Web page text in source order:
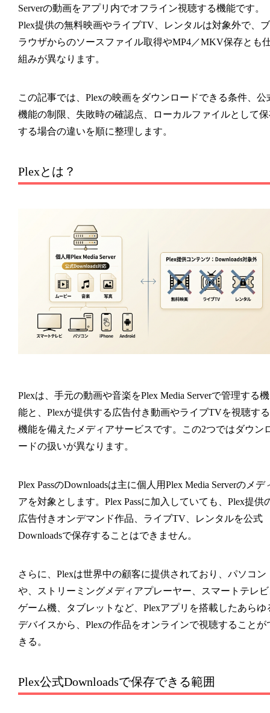
Serverの動画をアプリ内でオフライン視聴する機能です。
Plex提供の無料映画やライブTV、レンタルは対象外で、ブ
ラウザからのソースファイル取得やMP4／MKV保存とも
組みが異なります。
この記事では、Plexの映画をダウンロードできる条件、公
機能の制限、失敗時の確認点、ローカルファイルとして
する場合の違いを順に整理します。
Plexとは？
Plexは、手元の動画や音楽をPlex Media Serverで管理する機
能と、Plexが提供する広告付き動画やライブTVを視聴する
機能を備えたメディアサービスです。この2つではダウン
ードの扱いが異なります。
Plex PassのDownloadsは主に個人用Plex Media Serverのメデ
アを対象とします。Plex Passに加入していても、Plex提供
広告付きオンデマンド作品、ライブTV、レンタルを公式
Downloadsで保存することはできません。
さらに、Plexは世界中の顧客に提供されており、パソコン
や、ストリーミングメディアプレーヤー、スマートテレ
ゲーム機、タブレットなど、Plexアプリを搭載したあらゆ
デバイスから、Plexの作品をオンラインで視聴することが
きる。
Plex公式Downloadsで保存できる範囲